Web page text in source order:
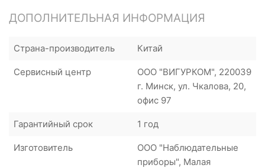
ДОПОЛНИТЕЛЬНАЯ ИНФОРМАЦИЯ
Страна-производитель Китай
Сервисный центр
ООО "ВИГУРКОМ", 220039
г. Минск, ул. Чкалова, 20,
офис 97
Гарантийный срок 1 год
Изготовитель
ООО "Наблюдательные
приборы", Малая